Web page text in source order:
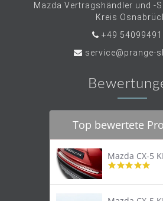
Mazda Vertragshändler und -
Kreis
+49
service@prange-
Top bewertete
4.8